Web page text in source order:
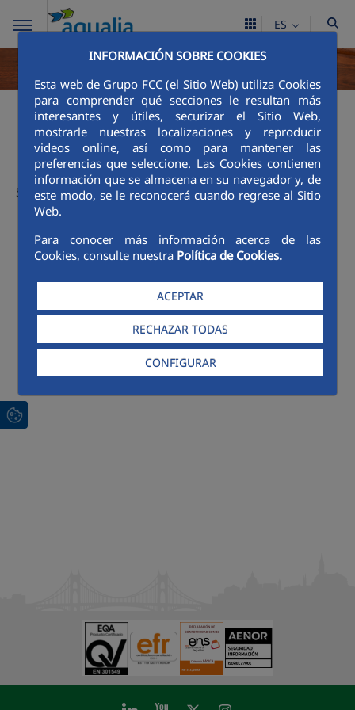
INFORMACIÓN SOBRE COOKIES
Esta web de Grupo FCC (el Sitio Web) utiliza Cookies
para comprender qué secciones le resultan más
interesantes y útiles, securizar el Sitio Web,
mostrarle nuestras localizaciones y reproducir
videos online, así como para mantener las
preferencias que seleccione. Las Cookies contienen
información que se almacena en su navegador y, de
este modo, se le reconocerá cuando regrese al Sitio
Web.
Para conocer más información acerca de las
Cookies, consulte nuestra Política de Cookies.
ACEPTAR
RECHAZAR TODAS
CONFIGURAR
ES
Legislacion y
normativas
Sin avisos